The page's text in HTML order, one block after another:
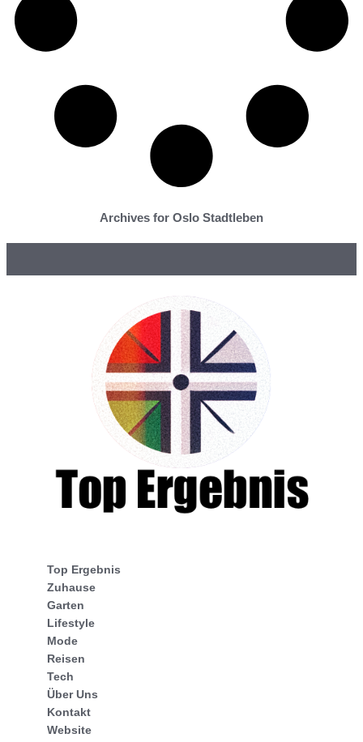
Archives for Oslo Stadtleben
Top Ergebnis
Zuhause
Garten
Lifestyle
Mode
Reisen
Tech
Über Uns
Kontakt
Website